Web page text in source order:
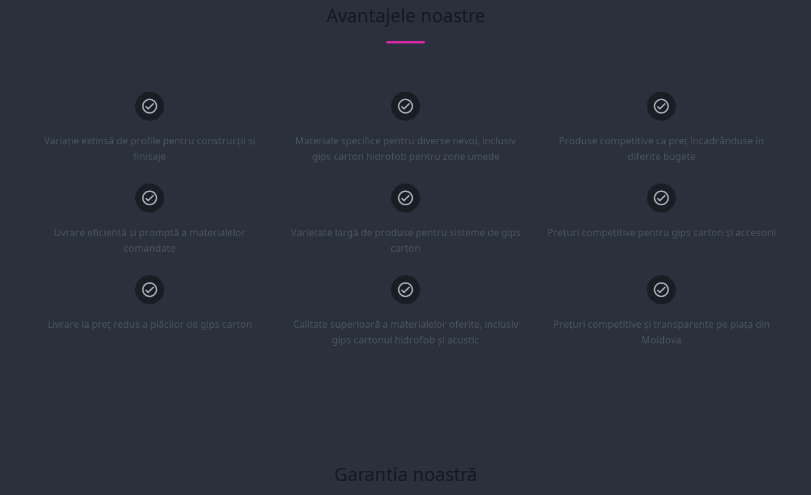
Avantajele noastre
Variație extinsă de profile pentru construcții și
finisaje
Materiale specifice pentru diverse nevoi, inclusiv
gips carton hidrofob pentru zone umede
Produse competitive ca preț încadrânduse în
diferite bugete
Livrare eficientă și promptă a materialelor
comandate
Varietate largă de produse pentru sisteme de gips
carton
Prețuri competitive pentru gips carton și accesorii
Livrare la preț redus a plăcilor de gips carton
Calitate superioară a materialelor oferite, inclusiv
gips cartonul hidrofob și acustic
Prețuri competitive și transparente pe piața din
Moldova
Garantia noastră